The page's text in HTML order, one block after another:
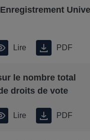
Lire PDF
le nombre total
droits de vote
Lire PDF